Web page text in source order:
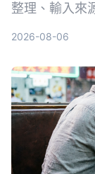
整理、輸入來
2026-08-06